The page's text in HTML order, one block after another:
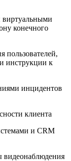
виртуальными
конечного
пользователей,
инструкции к
инцидентов
клиента
и CRM
видеонаблюдения